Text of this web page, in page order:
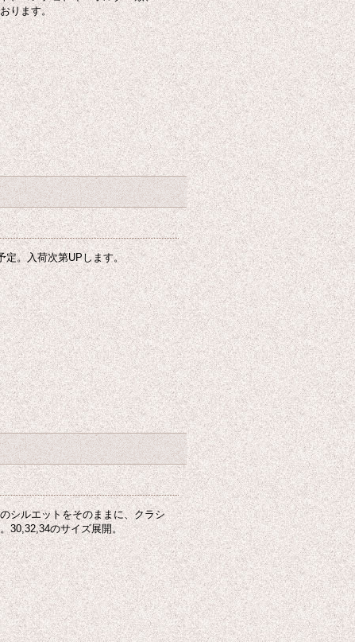
ります。
定。入荷次第UPします。
シルエットをそのままに、クラシ
30,32,34のサイズ展開。